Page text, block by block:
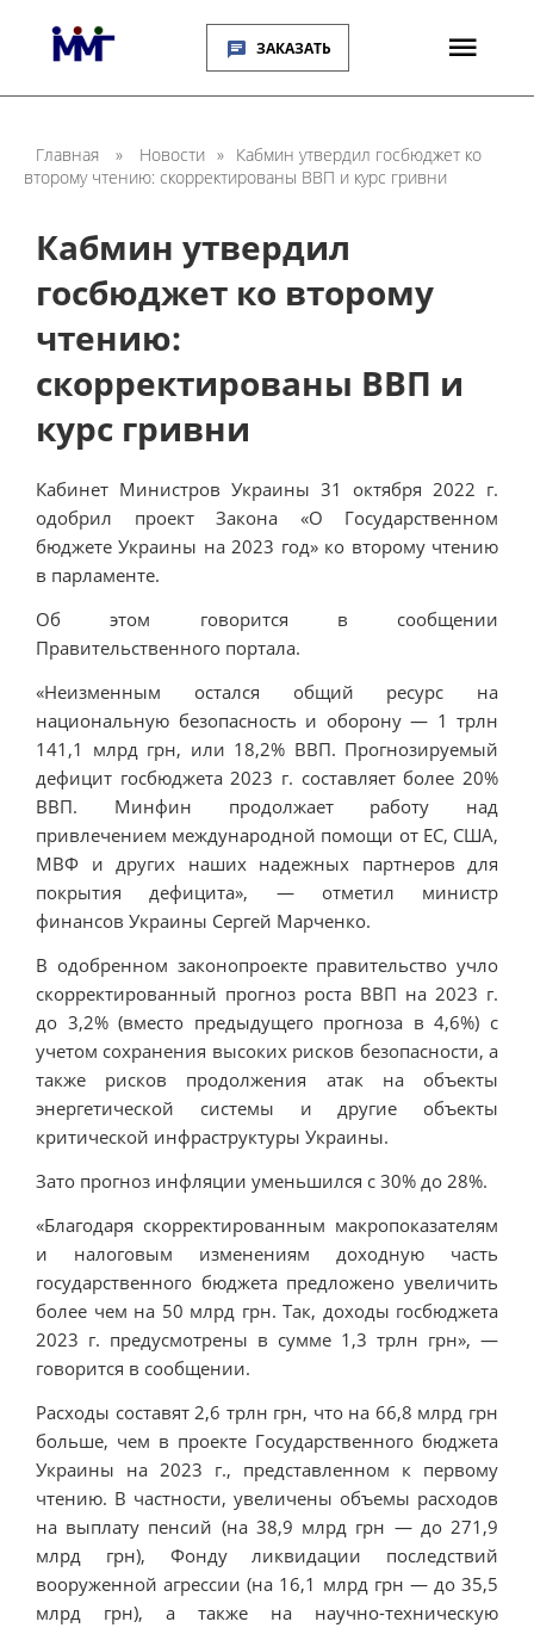
ЗАКАЗАТЬ
Главная » Новости » Кабмин утвердил госбюджет ко
второму чтению: скорректированы ВВП и курс гривни
Кабмин утвердил
госбюджет ко второму
чтению:
скорректированы ВВП и
курс гривни
Кабинет Министров Украины 31 октября 2022 г.
одобрил проект Закона «О Государственном
бюджете Украины на 2023 год» ко второму чтению
в парламенте.
Об этом говорится в сообщении
Правительственного портала.
«Неизменным остался общий ресурс на
национальную безопасность и оборону — 1 трлн
141,1 млрд грн, или 18,2% ВВП. Прогнозируемый
дефицит госбюджета 2023 г. составляет более 20%
ВВП. Минфин продолжает работу над
привлечением международной помощи от ЕС, США,
МВФ и других наших надежных партнеров для
покрытия дефицита», — отметил министр
финансов Украины Сергей Марченко.
В одобренном законопроекте правительство учло
скорректированный прогноз роста ВВП на 2023 г.
до 3,2% (вместо предыдущего прогноза в 4,6%) с
учетом сохранения высоких рисков безопасности, а
также рисков продолжения атак на объекты
энергетической системы и другие объекты
критической инфраструктуры Украины.
Зато прогноз инфляции уменьшился с 30% до 28%.
«Благодаря скорректированным макропоказателям
и налоговым изменениям доходную часть
государственного бюджета предложено увеличить
более чем на 50 млрд грн. Так, доходы госбюджета
2023 г. предусмотрены в сумме 1,3 трлн грн», —
говорится в сообщении.
Расходы составят 2,6 трлн грн, что на 66,8 млрд грн
больше, чем в проекте Государственного бюджета
Украины на 2023 г., представленном к первому
чтению. В частности, увеличены объемы расходов
на выплату пенсий (на 38,9 млрд грн — до 271,9
млрд грн), Фонду ликвидации последствий
вооруженной агрессии (на 16,1 млрд грн — до 35,5
млрд грн), а также на научно-техническую